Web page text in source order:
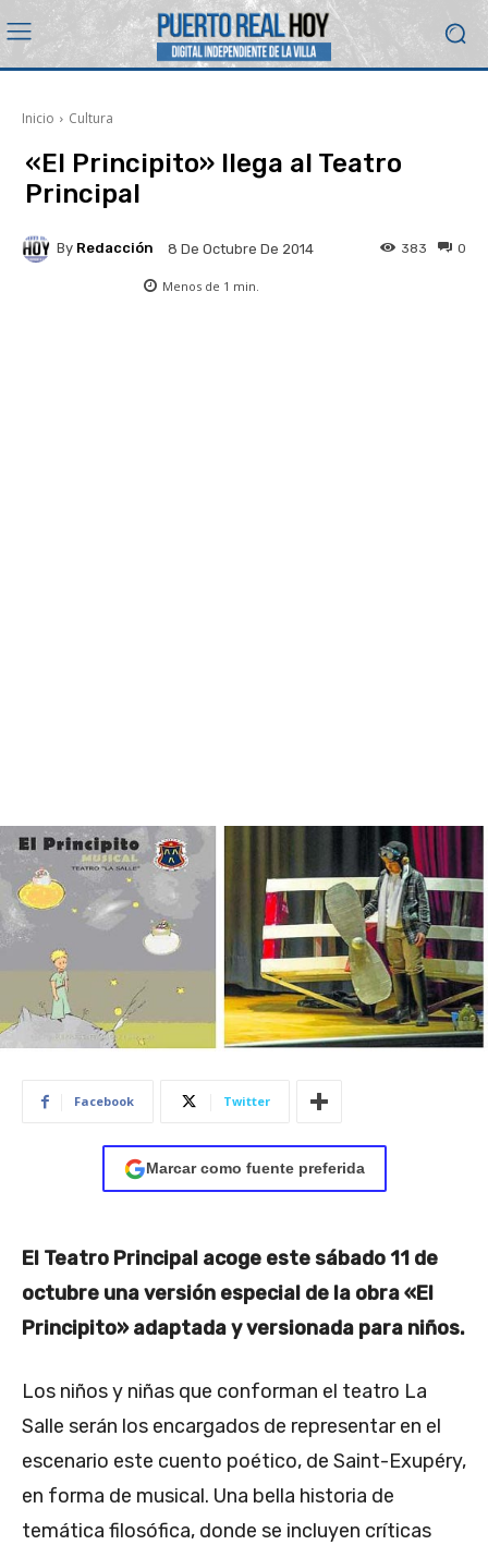
Inicio Cultura
«El Principito» llega al Teatro
Principal
By Redacción 8 De Octubre De 2014 0
383
Menos de 1 min.
Facebook Twitter
Marcar como fuente preferida
El Teatro Principal acoge este sábado 11 de
octubre una versión especial de la obra «El
Principito» adaptada y versionada para niños.
Los niños y niñas que conforman el teatro La
Salle serán los encargados de representar en el
escenario este cuento poético, de Saint-Exupéry,
en forma de musical. Una bella historia de
temática filosófica, donde se incluyen críticas